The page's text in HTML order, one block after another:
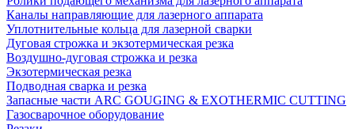
Каналы направляющие для лазерного аппарата
Уплотнительные кольца для лазерной сварки
Дуговая строжка и экзотермическая резка
Воздушно-дуговая строжка и резка
Экзотермическая резка
Подводная сварка и резка
Запасные части ARC GOUGING & EXOTHERMIC CUTTING
Газосварочное оборудование